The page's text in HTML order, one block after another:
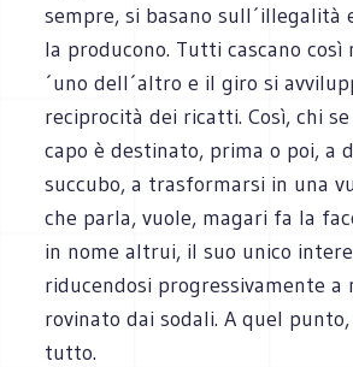
sempre, si basano sull´illegalità
la producono. Tutti cascano così
´uno dell´altro e il giro si
reciprocità dei ricatti. Così, chi
capo è destinato, prima o poi, a
succubo, a trasformarsi in una
che parla, vuole, magari fa la
in nome altrui, il suo unico
riducendosi progressivamente a
rovinato dai sodali. A quel
tutto.